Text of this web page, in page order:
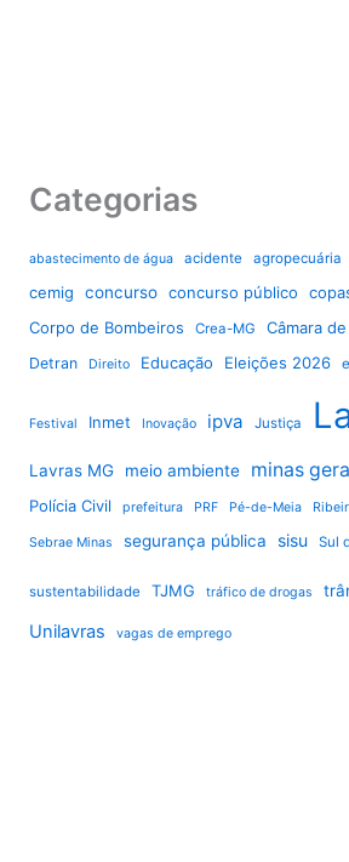
Categorias
abastecimento de água acidente agropecuária
cemig concurso concurso público
Corpo de Bombeiros
Crea-MG Câmara
Detran Direito Educação Eleições 2026
Festival Inmet Inovação ipva Justiça
Lavras MG meio ambiente minas
Polícia Civil
prefeitura PRF Pé-de-Meia
Sebrae Minas segurança pública sisu Sul
sustentabilidade TJMG tráfico de drogas
Unilavras vagas de emprego